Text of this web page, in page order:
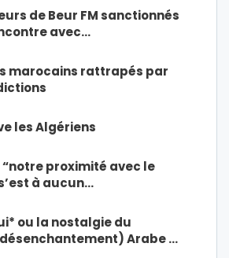
de Beur FM sanctionnés
avec…
marocains rattrapés par
les Algériens
“notre proximité avec le
à aucun…
ou la nostalgie du
Arabe …